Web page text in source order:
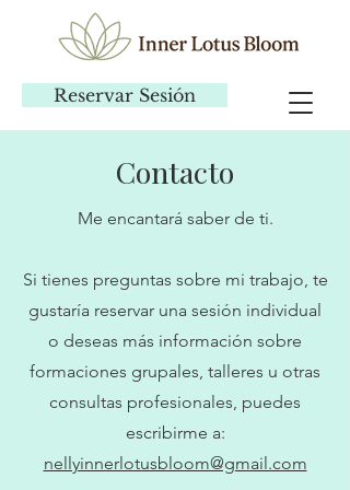
Reservar Sesión
Contacto
Me encantará saber de ti.
Si tienes preguntas sobre mi trabajo, te
gustaría reservar una sesión individual
o deseas más información sobre
formaciones grupales, talleres u otras
consultas profesionales, puedes
escribirme a:
nellyinnerlotusbloom@gmail.com